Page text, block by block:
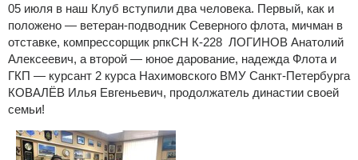
05 июля в наш Клуб вступили два человека. Первый, как и
положено — ветеран-подводник Северного флота, мичман в
отставке, компрессорщик рпкСН К-228 ЛОГИНОВ Анатолий
Алексеевич, а второй — юное дарование, надежда Флота и
ГКП — курсант 2 курса Нахимовского ВМУ Санкт-Петербурга
КОВАЛЁВ Илья Евгеньевич, продолжатель династии своей
семьи!